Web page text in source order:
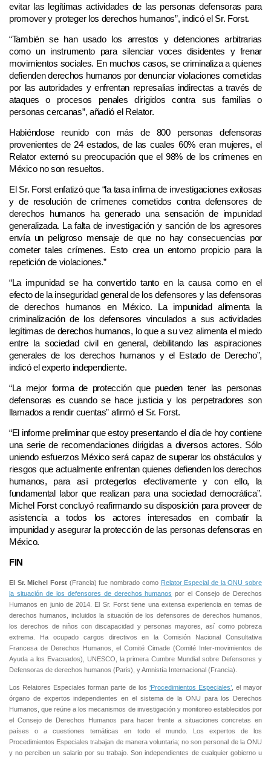
evitar las legítimas actividades de las personas defensoras para
promover y proteger los derechos humanos”, indicó el Sr. Forst.
“También se han usado los arrestos y detenciones arbitrarias
como un instrumento para silenciar voces disidentes y frenar
movimientos sociales. En muchos casos, se criminaliza a quienes
defienden derechos humanos por denunciar violaciones cometidas
por las autoridades y enfrentan represalias indirectas a través de
ataques o procesos penales dirigidos contra sus familias o
personas cercanas”, añadió el Relator.
Habiéndose reunido con más de 800 personas defensoras
provenientes de 24 estados, de las cuales 60% eran mujeres, el
Relator externó su preocupación que el 98% de los crímenes en
México no son resueltos.
El Sr. Forst enfatizó que “la tasa ínfima de investigaciones exitosas
y de resolución de crímenes cometidos contra defensores de
derechos humanos ha generado una sensación de impunidad
generalizada. La falta de investigación y sanción de los agresores
envía un peligroso mensaje de que no hay consecuencias por
cometer tales crímenes. Esto crea un entorno propicio para la
repetición de violaciones.”
“La impunidad se ha convertido tanto en la causa como en el
efecto de la inseguridad general de los defensores y las defensoras
de derechos humanos en México. La impunidad alimenta la
criminalización de los defensores vinculados a sus actividades
legítimas de derechos humanos, lo que a su vez alimenta el miedo
entre la sociedad civil en general, debilitando las aspiraciones
generales de los derechos humanos y el Estado de Derecho”,
indicó el experto independiente.
“La mejor forma de protección que pueden tener las personas
defensoras es cuando se hace justicia y los perpetradores son
llamados a rendir cuentas” afirmó el Sr. Forst.
“El informe preliminar que estoy presentando el día de hoy contiene
una serie de recomendaciones dirigidas a diversos actores. Sólo
uniendo esfuerzos México será capaz de superar los obstáculos y
riesgos que actualmente enfrentan quienes defienden los derechos
humanos, para así protegerlos efectivamente y con ello, la
fundamental labor que realizan para una sociedad democrática”.
Michel Forst concluyó reafirmando su disposición para proveer de
asistencia a todos los actores interesados en combatir la
impunidad y asegurar la protección de las personas defensoras en
México.
FIN
El Sr. Michel Forst (Francia) fue nombrado como Relator Especial de la ONU sobre
la situación de los defensores de derechos humanos por el Consejo de Derechos
Humanos en junio de 2014. El Sr. Forst tiene una extensa experiencia en temas de
derechos humanos, incluidos la situación de los defensores de derechos humanos,
los derechos de niños con discapacidad y personas mayores, así como pobreza
extrema. Ha ocupado cargos directivos en la Comisión Nacional Consultativa
Francesa de Derechos Humanos, el Comité Cimade (Comité Inter-movimientos de
Ayuda a los Evacuados), UNESCO, la primera Cumbre Mundial sobre Defensores y
Defensoras de derechos humanos (Paris), y Amnistía Internacional (Francia).
Los Relatores Especiales forman parte de los ‘Procedimientos Especiales’, el mayor
órgano de expertos independientes en el sistema de la ONU para los Derechos
Humanos, que reúne a los mecanismos de investigación y monitoreo establecidos por
el Consejo de Derechos Humanos para hacer frente a situaciones concretas en
países o a cuestiones temáticas en todo el mundo. Los expertos de los
Procedimientos Especiales trabajan de manera voluntaria; no son personal de la ONU
y no perciben un salario por su trabajo. Son independientes de cualquier gobierno u